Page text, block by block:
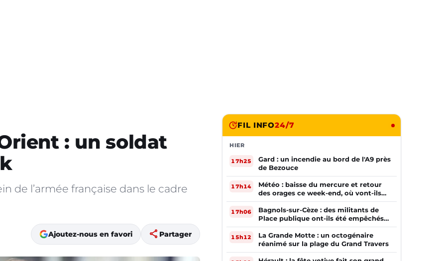
: un soldat
de l’armée française dans le cadre
Ajoutez-nous en favori share Partager
FIL INFO24/7
HIER
17h25
Gard : un incendie au bord de l'A9 près
de Bezouce
17h14
Météo : baisse du mercure et retour
des orages ce week-end, où vont-ils
frapper ?
17h06
Bagnols-sur-Cèze : des militants de
Place publique ont-ils été empêchés
de tracter par la mairie ?
15h12
La Grande Motte : un octogénaire
réanimé sur la plage du Grand Travers